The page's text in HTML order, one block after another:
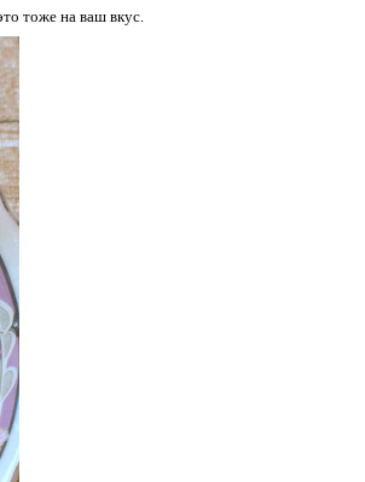
тоже на ваш вкус.